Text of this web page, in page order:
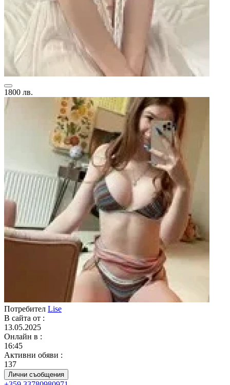
1800 лв.
Потребител Lise
В сайта от :
13.05.2025
Онлайн в :
16:45
Активни обяви :
137
Лични съобщения